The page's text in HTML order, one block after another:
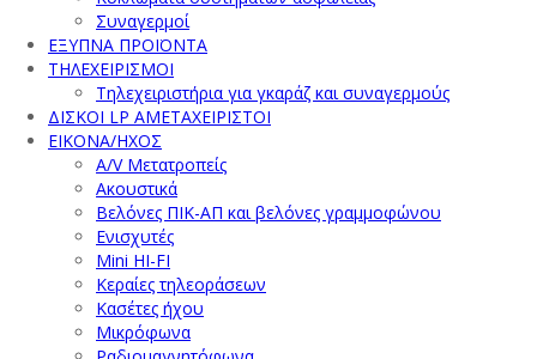
Συναγερμοί
ΕΞΥΠΝΑ ΠΡΟΪΟΝΤΑ
ΤΗΛΕΧΕΙΡΙΣΜΟΙ
Τηλεχειριστήρια για γκαράζ και συναγερμούς
ΔΙΣΚΟΙ LP ΑΜΕΤΑΧΕΙΡΙΣΤΟΙ
ΕΙΚΟΝΑ/ΗΧΟΣ
A/V Μετατροπείς
Ακουστικά
Βελόνες ΠΙΚ-ΑΠ και βελόνες γραμμοφώνου
Ενισχυτές
Mini HI-FI
Κεραίες τηλεοράσεων
Κασέτες ήχου
Μικρόφωνα